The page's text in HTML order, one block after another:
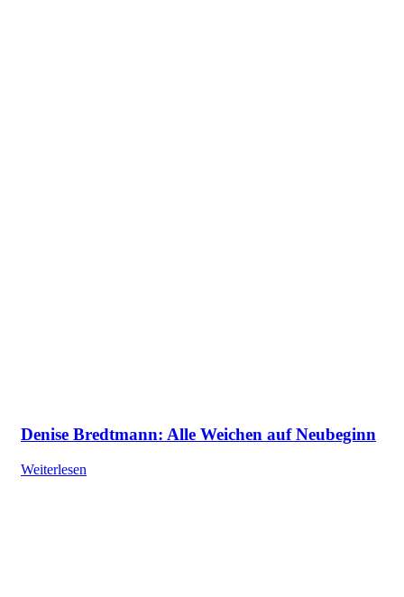
Denise Bredtmann: Alle Weichen auf Neubeginn
Weiterlesen